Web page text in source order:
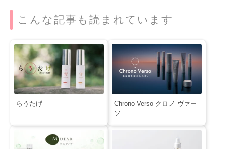
こんな記事も読まれています
らうたげ
Chrono Verso クロノ ヴァー
ソ